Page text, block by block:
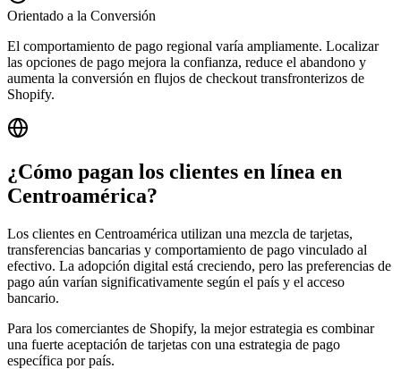
Orientado a la Conversión
El comportamiento de pago regional varía ampliamente. Localizar
las opciones de pago mejora la confianza, reduce el abandono y
aumenta la conversión en flujos de checkout transfronterizos de
Shopify.
¿Cómo pagan los clientes en línea en
Centroamérica?
Los clientes en Centroamérica utilizan una mezcla de tarjetas,
transferencias bancarias y comportamiento de pago vinculado al
efectivo. La adopción digital está creciendo, pero las preferencias de
pago aún varían significativamente según el país y el acceso
bancario.
Para los comerciantes de Shopify, la mejor estrategia es combinar
una fuerte aceptación de tarjetas con una estrategia de pago
específica por país.